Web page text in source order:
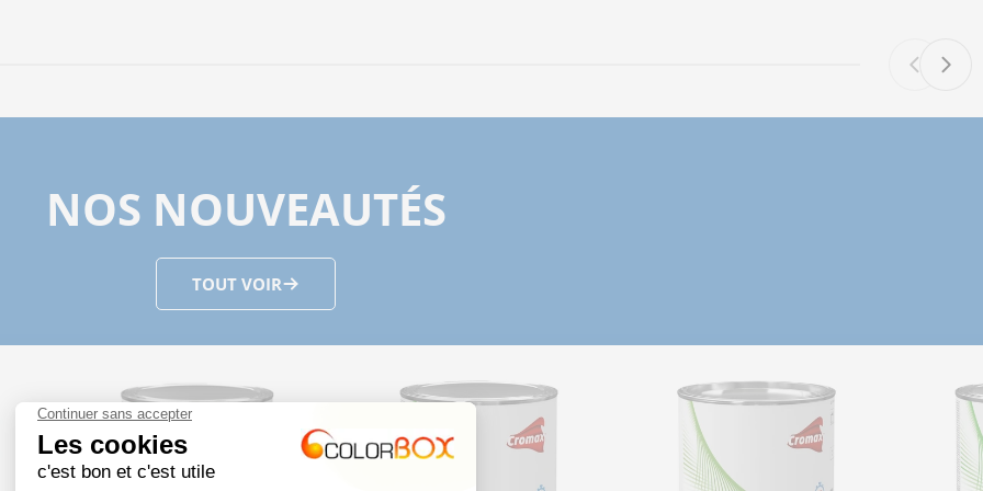
NOS NOUVEAUTÉS
TOUT VOIR